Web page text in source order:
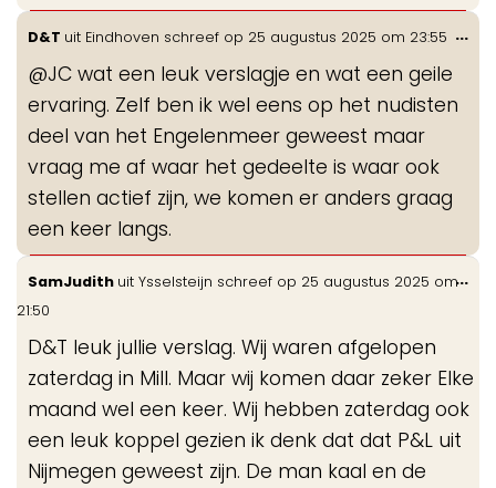
D&T uit Eindhoven schreef op 25 augustus 2025 om 23:55
@JC wat een leuk verslagje en wat een geile
ervaring. Zelf ben ik wel eens op het nudisten
deel van het Engelenmeer geweest maar
vraag me af waar het gedeelte is waar ook
stellen actief zijn, we komen er anders graag
een keer langs.
...
SamJudith uit Ysselsteijn schreef op 25 augustus 2025 om
21:50
D&T leuk jullie verslag. Wij waren afgelopen
zaterdag in Mill. Maar wij komen daar zeker Elke
maand wel een keer. Wij hebben zaterdag ook
een leuk koppel gezien ik denk dat dat P&L uit
Nijmegen geweest zijn. De man kaal en de
...